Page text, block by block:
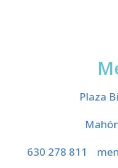
Plaza
630 278 811